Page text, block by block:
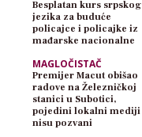
Besplatan kurs srpskog
jezika za buduće
policajce i policajke iz
mađarske nacionalne
MAGLOČISTAČ
Premijer Macut obišao
radove na Železničkoj
stanici u Subotici,
pojedini lokalni mediji
nisu pozvani